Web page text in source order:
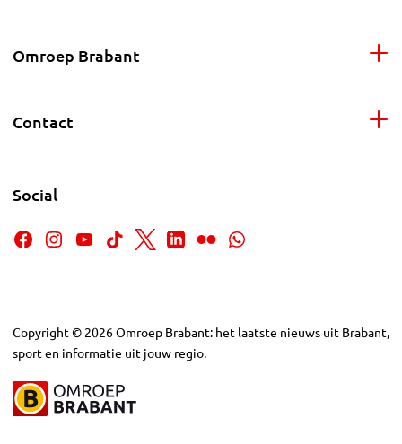
Omroep Brabant
Contact
Social
Copyright © 2026Omroep Brabant: het laatste nieuws uit Brabant,
sport en informatie uit jouw regio.